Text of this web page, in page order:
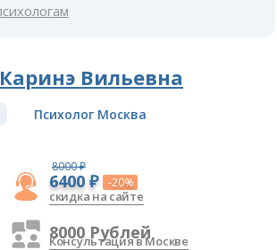
Вильевна
Психолог Москва
8000 ₽
6400 ₽ -20%
скидка на сайте
8000 Рублей
Консультация в Москве